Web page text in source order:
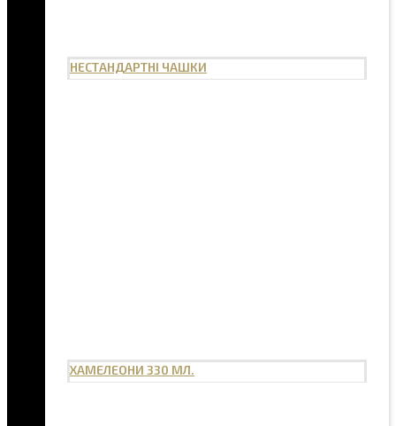
НЕСТАНДАРТНІ ЧАШКИ
ХАМЕЛЕОНИ 330 МЛ.